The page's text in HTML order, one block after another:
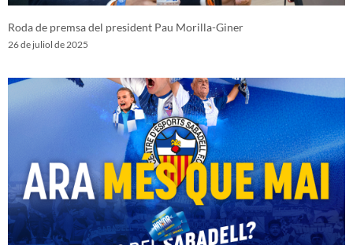
Roda de premsa del president Pau Morilla-Giner
26 de juliol de 2025